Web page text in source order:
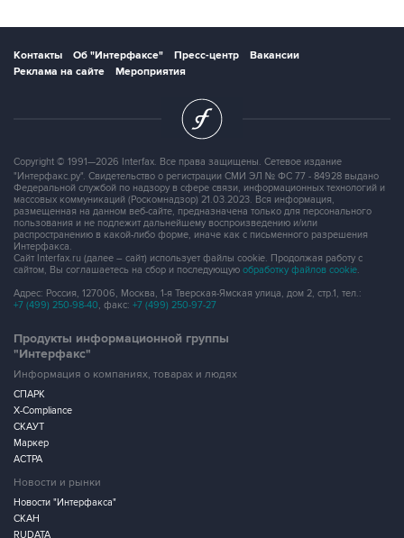
Контакты Об "Интерфаксе" Пресс-центр
Вакансии
Реклама на сайте
Мероприятия
Copyright © 1991—2026 Interfax. Все права защищены. Сетевое издание
"Интерфакс.ру". Свидетельство о регистрации СМИ ЭЛ № ФС 77 - 84928 выдано
Федеральной службой по надзору в сфере связи, информационных технологий и
массовых коммуникаций (Роскомнадзор) 21.03.2023. Вся информация,
размещенная на данном веб-сайте, предназначена только для персонального
пользования и не подлежит дальнейшему воспроизведению и/или
распространению в какой-либо форме, иначе как с письменного разрешения
Интерфакса.
Сайт Interfax.ru (далее – сайт) использует файлы cookie. Продолжая работу с
сайтом, Вы соглашаетесь на сбор и последующую обработку файлов cookie.
Адрес: Россия, 127006, Москва, 1-я Тверская-Ямская улица, дом 2, стр.1, тел.:
+7 (499) 250-98-40, факс: +7 (499) 250-97-27
Продукты информационной группы
"Интерфакс"
Информация о компаниях, товарах и людях
СПАРК
X-Compliance
СКАУТ
Маркер
АСТРА
Новости и рынки
Новости "Интерфакса"
СКАН
RUDATA